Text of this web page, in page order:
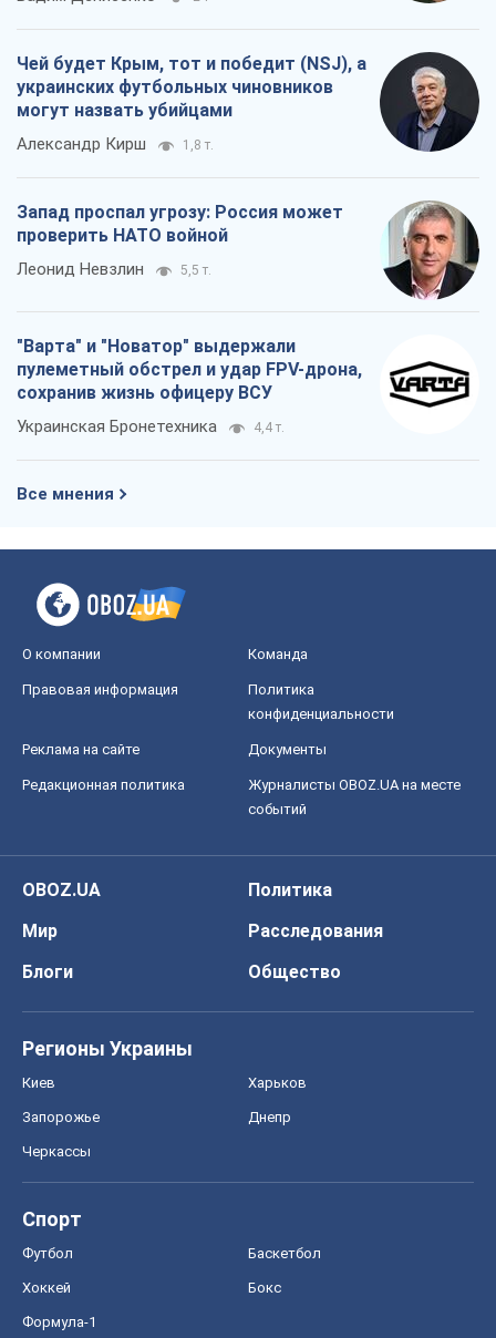
Чей будет Крым, тот и победит (NSJ), а
украинских футбольных чиновников
могут назвать убийцами
Александр Кирш 1,8 т.
Запад проспал угрозу: Россия может
проверить НАТО войной
Леонид Невзлин 5,5 т.
"Варта" и "Новатор" выдержали
пулеметный обстрел и удар FPV-дрона,
сохранив жизнь офицеру ВСУ
Украинская Бронетехника 4,4 т.
Все мнения
О компании Команда
Правовая информация
Политика
конфиденциальности
Реклама на сайте Документы
Редакционная политика
Журналисты OBOZ.UA на месте
событий
OBOZ.UA
Политика
Мир
Расследования
Блоги
Общество
Регионы Украины
Киев Харьков
Запорожье Днепр
Черкассы
Спорт
Футбол Баскетбол
Хоккей Бокс
Формула-1